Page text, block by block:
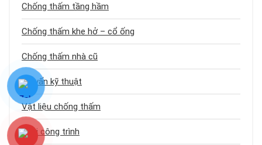
Chống thấm tầng hầm
Chống thấm khe hở – cổ ống
Chống thấm nhà cũ
Tư vấn kỹ thuật
Vật liệu chống thấm
Loại công trình